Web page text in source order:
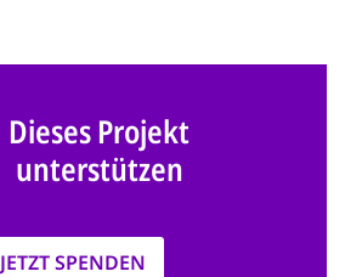
Dieses Projekt
unterstützen
JETZT SPENDEN